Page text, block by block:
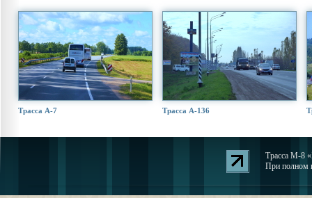
Трасса А-7 Трасса А-136
Трасса М-8
При полном